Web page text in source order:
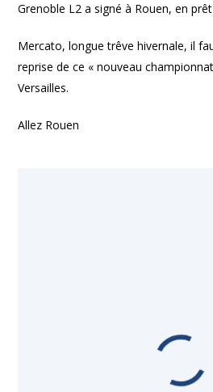
Grenoble L2 a signé à Rouen, en
Mercato, longue trêve hivernale, il
reprise de ce « nouveau
Versailles.
Allez Rouen